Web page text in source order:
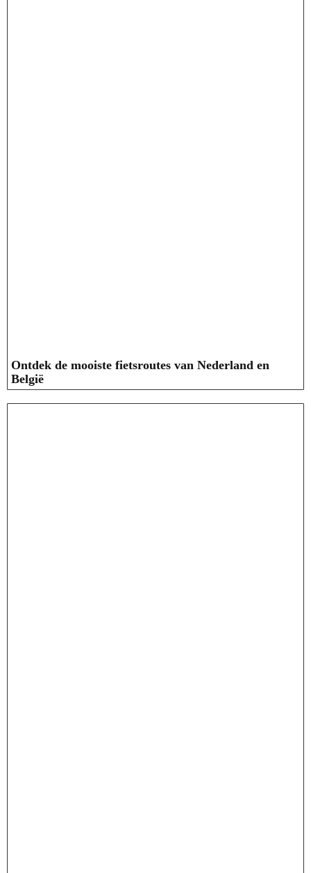
Ontdek de mooiste fietsroutes van Nederland en
België